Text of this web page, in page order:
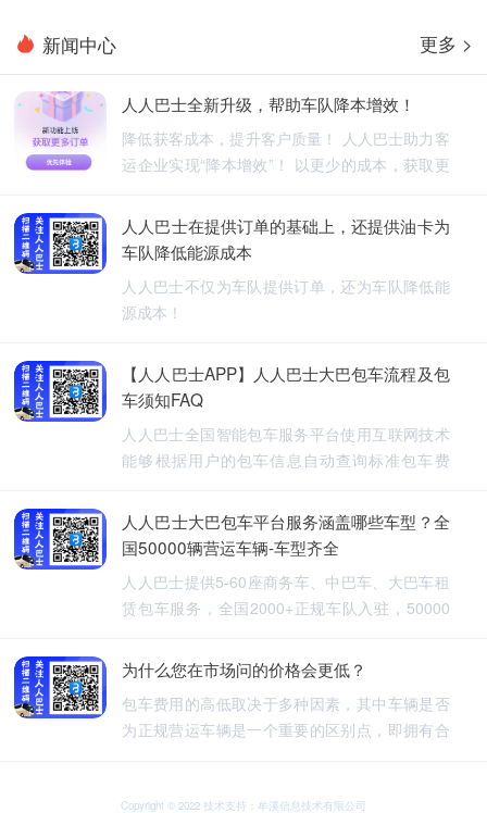
人人巴士电话包车5月数据榜
新闻中心 更多 >
人人巴士全新升级，帮助车队降本增效！
降低获客成本，提升客户质量！ 人人巴士助力客
运企业实现“降本增效”！ 以更少的成本，获取更
人人巴士在提供订单的基础上，还提供油卡为
车队降低能源成本
人人巴士不仅为车队提供订单，还为车队降低能
源成本！
【人人巴士APP】人人巴士大巴包车流程及包
车须知FAQ
人人巴士全国智能包车服务平台使用互联网技术
能够根据用户的包车信息自动查询标准包车费
车、长期包车、接送飞机、厂班车、校车、婚庆
租车等包车带司机服务。
人人巴士大巴包车平台服务涵盖哪些车型？全
国50000辆营运车辆-车型齐全
人人巴士提供5-60座商务车、中巴车、大巴车租
赁包车服务，全国2000+正规车队入驻，50000
行更安全
为什么您在市场问的价格会更低？
包车费用的高低取决于多种因素，其中车辆是否
为正规营运车辆是一个重要的区别点，即拥有合
可能会提供较低的包车费用，因为它们不需要承
Copyright © 2022 技术支持：牟溪信息技术有限公司